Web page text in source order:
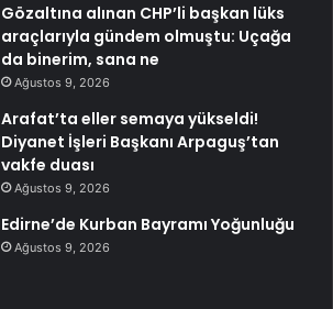
Gözaltına alınan CHP’li başkan lüks
araçlarıyla gündem olmuştu: Uçağa
da binerim, sana ne
Ağustos 9, 2026
Arafat’ta eller semaya yükseldi!
Diyanet İşleri Başkanı Arpaguş’tan
vakfe duası
Ağustos 9, 2026
Edirne’de Kurban Bayramı Yoğunluğu
Ağustos 9, 2026